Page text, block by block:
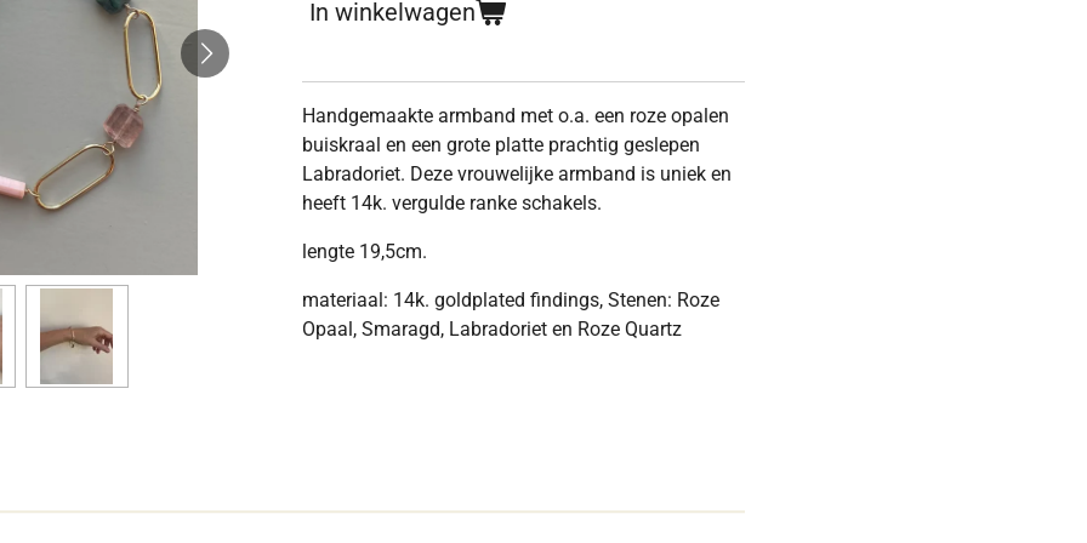
In winkelwagen
Handgemaakte armband met o.a. een roze opalen
buiskraal en een grote platte prachtig geslepen
Labradoriet. Deze vrouwelijke armband is uniek en
heeft 14k. vergulde ranke schakels.
lengte 19,5cm.
materiaal: 14k. goldplated findings, Stenen: Roze
Opaal, Smaragd, Labradoriet en Roze Quartz